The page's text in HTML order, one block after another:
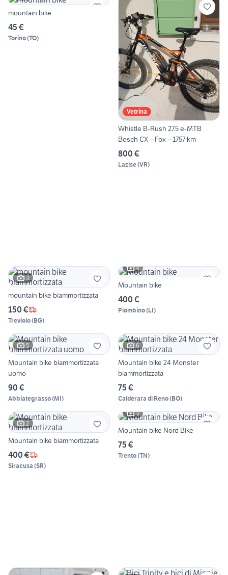
mountain bike
45 €
Torino(TO)
Vetrina
Whistle B-Rush 27.5 e-MTB
Bosch CX – Fox – 1757 km
800 €
Lazise(VR)
3
mountain bike biammortizzata
150 €
Treviolo(BG)
4
Mountain bike
400 €
Piombino(LI)
5
Mountain bike biammortizzata
uomo
90 €
Abbiategrasso(MI)
6
Mountain bike 24 Monster
biammortizzata
75 €
Calderara di Reno(BO)
2
Mountain bike biammortizzata
400 €
Siracusa (SR)
3
Mountain bike Nord Bike
75 €
Trento(TN)